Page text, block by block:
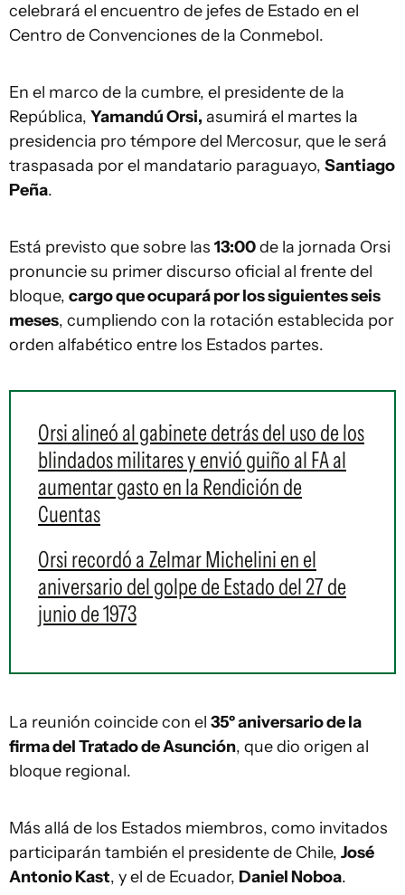
celebrará el encuentro de jefes de Estado en el
Centro de Convenciones de la Conmebol.
En el marco de la cumbre, el presidente de la
República, Yamandú Orsi, asumirá el martes la
presidencia pro témpore del Mercosur, que le será
traspasada por el mandatario paraguayo, Santiago
Peña.
Está previsto que sobre las 13:00de la jornada Orsi
pronuncie su primer discurso oficial al frente del
bloque, cargo que ocupará por los siguientes seis
meses, cumpliendo con la rotación establecida por
orden alfabético entre los Estados partes.
Orsi alineó al gabinete detrás del uso de los
blindados militares y envió guiño al FA al
aumentar gasto en la Rendición de
Cuentas
Orsi recordó a Zelmar Michelini en el
aniversario del golpe de Estado del 27 de
junio de 1973
La reunión coincide con el 35º aniversario de la
firma del Tratado de Asunción, que dio origen al
bloque regional.
Más allá de los Estados miembros, como invitados
participarán también el presidente de Chile, José
Antonio Kast, y el de Ecuador, Daniel Noboa.